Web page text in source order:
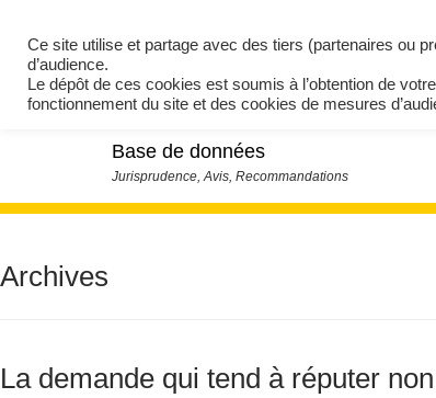
Base de données
Archives
La demande qui tend à réputer
Ce site utilise et partage avec des tiers (partenaires ou
d’audience.
Le dépôt de ces cookies est soumis à l’obtention de
fonctionnement du site et des cookies de mesures